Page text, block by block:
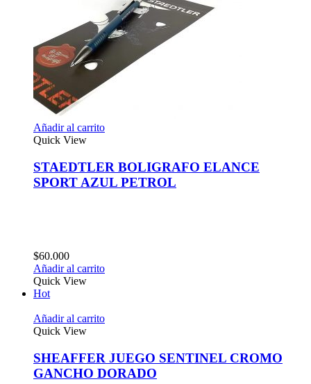
Añadir al carrito
Quick View
STAEDTLER BOLIGRAFO ELANCE
SPORT AZUL PETROL
$60.000
Añadir al carrito
Quick View
Hot
Añadir al carrito
Quick View
SHEAFFER JUEGO SENTINEL CROMO
GANCHO DORADO